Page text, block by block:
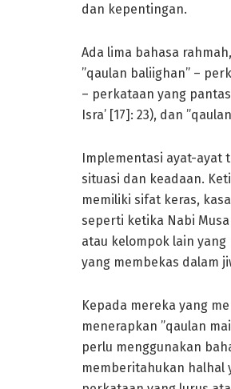
dan kepentingan.
Ada lima bahasa
”qaulan baliighan” –
– perkataan yang
Isra’ [17]: 23), dan
Implementasi ayat-ayat
situasi dan keadaan.
memiliki sifat keras,
seperti ketika Nabi
atau kelompok lain
yang membekas dalam
Kepada mereka yang
menerapkan ”qaulan
perlu menggunakan
memberitahukan halhal